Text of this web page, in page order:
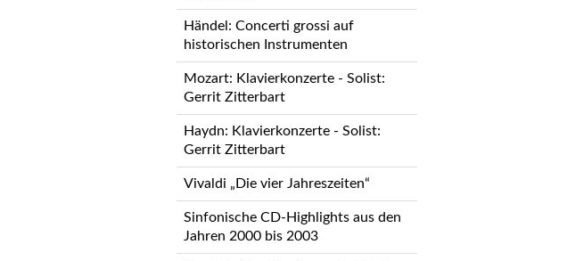
Händel: Concerti grossi auf
historischen Instrumenten
Mozart: Klavierkonzerte - Solist:
Gerrit Zitterbart
Haydn: Klavierkonzerte - Solist:
Gerrit Zitterbart
Vivaldi „Die vier Jahreszeiten“
Sinfonische CD-Highlights aus den
Jahren 2000 bis 2003